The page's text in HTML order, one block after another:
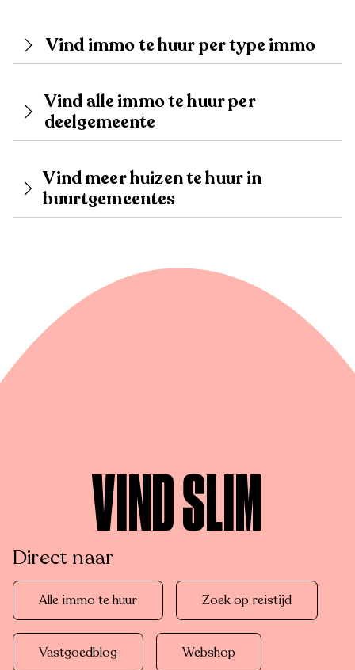
Vind immo te huur per type immo
Vind alle immo te huur per
deelgemeente
Vind meer huizen te huur in
buurtgemeentes
VIND SLIM
Direct naar
Alle immo te huur Zoek op reistijd
Vastgoedblog Webshop